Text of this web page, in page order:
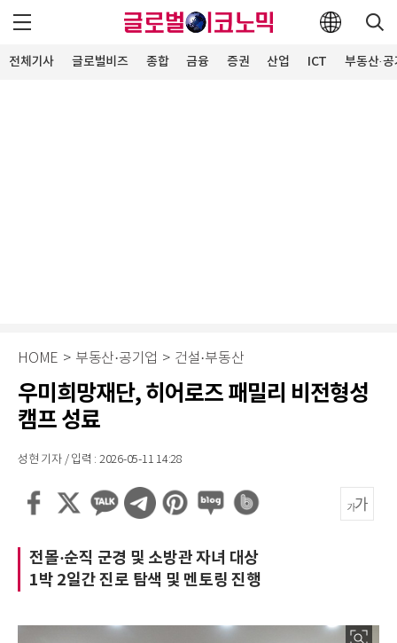
전체기사 글로벌비즈 종합 금융 증권 산업 ICT 부동산·
HOME > 부동산·공기업 > 건설·부동산
우미희망재단, 히어로즈 패밀리 비전형성
캠프 성료
성현 기자 / 입력 : 2026-05-11 14:28
전몰·순직 군경 및 소방관 자녀 대상
1박 2일간 진로 탐색 및 멘토링 진행